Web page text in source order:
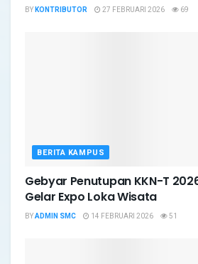
BYKONTRIBUTOR 27 FEBRUARI 2026 69
BERITA KAMPUS
Gebyar Penutupan KKN-T
Gelar Expo Loka Wisata
BYADMIN SMC 14 FEBRUARI 2026 51